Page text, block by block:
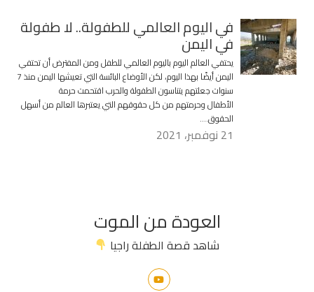
في اليوم العالمي للطفولة.. لا طفولة
في اليمن
يحتفي العالم اليوم باليوم العالمي للطفل ومن المفترض أن تحتفي
اليمن أيضًا بهذا اليوم، لكن الأوضاع البائسة التي تعيشها اليمن منذ 7
سنوات جعلتهم يتناسون الطفولة والحرب اقتحمت حرمة
الأطفال وحرمتهم من كل حقوقهم التي يعتبرها العالم من أسهل
الحقوق….
21 نوفمبر، 2021
العودة من الموت
شاهد قصة الطفلة راجيا